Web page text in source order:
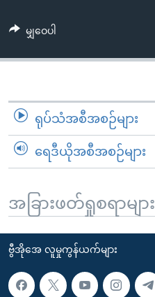
ကျော်မျှဝေပါ
ရုပ်သံအစီအစဉ်များ
ရေဒီယိုအစီအစဉ်များ
အခြားဖတ်ရှုစရာများ
ဗွီအိုအေ လူမှုကွန်ယက်များ